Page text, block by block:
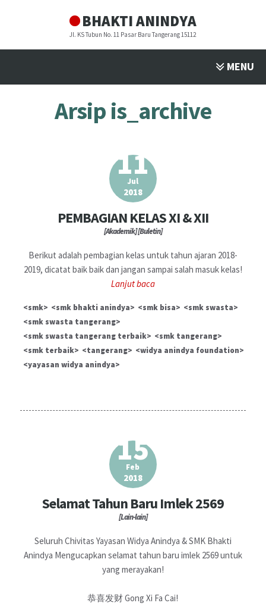
BHAKTI ANINDYA
Jl. KS Tubun No. 11 Pasar Baru Tangerang 15112
MENU
FASILITAS
PENDAFTARAN
BULETIN
E-LEARNING
LOKER
Arsip is_archive
11
Jul
2018
PEMBAGIAN KELAS XI & XII
[Akademik][Buletin]
Berikut adalah pembagian kelas untuk tahun ajaran 2018-
2019, dicatat baik baik dan jangan sampai salah masuk kelas!
Lanjut baca
smk smk bhakti anindya smk bisa
smk swasta
smk swasta tangerang
smk swasta tangerang terbaik
smk tangerang
smk terbaik
tangerang
widya anindya foundation
yayasan widya anindya
15
Feb
2018
Selamat Tahun Baru Imlek 2569
[Lain-lain]
Seluruh Chivitas Yayasan Widya Anindya & SMK Bhakti
Anindya Mengucapkan selamat tahun baru imlek 2569 untuk
yang merayakan!
恭喜发财 Gong Xi Fa Cai!